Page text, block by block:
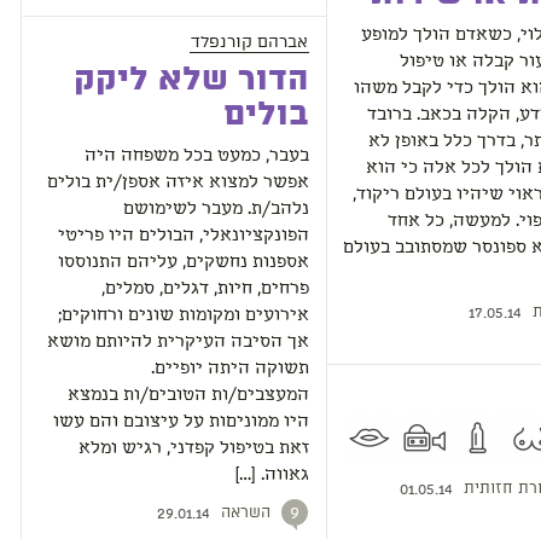
כשאדם הולך למופע
קבלה או טיפול
הולך כדי לקבל משהו
הקלה בכאב. ברובד
בדרך כלל באופן לא
הולך לכל אלה כי הוא
שיהיו בעולם ריקוד,
למעשה, כל אחד
ספונסר שמסתובב בעולם
17.05.14
חזותית 01.05.14
אברהם קורנפלד
הדור שלא ליקק
בולים
בעבר, כמעט בכל משפחה היה
אפשר למצוא איזה אספן/ית בולים
נלהב/ת. מעבר לשימושם
הפונקציונאלי, הבולים היו פריטי
אספנות נחשקים, עליהם התנוססו
פרחים, חיות, דגלים, סמלים,
אירועים ומקומות שונים ורחוקים;
אך הסיבה העיקרית להיותם מושא
תשוקה היתה יופיים.
המעצבים/ות הטובים/ות בנמצא
היו ממוניםות על עיצובם והם עשו
זאת בטיפול קפדני, רגיש ומלא
גאווה. […]
9 השראה 29.01.14